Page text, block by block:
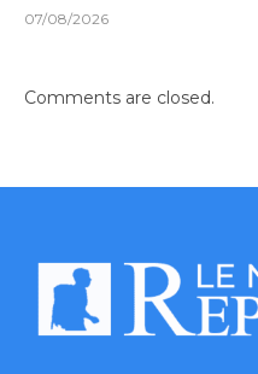
07/08/2026
Comments are closed.